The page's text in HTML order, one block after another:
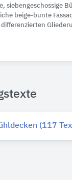
siebengeschossige
beige-bunte
(117